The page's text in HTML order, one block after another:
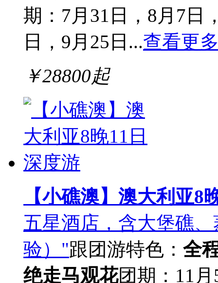
期：7月31日，8月7日
日，9月25日...查看更
￥28800起
【小礁澳】澳大利亚8
五星酒店，含大堡礁
验）"跟团游特色： 全
绝走马观花团期：11